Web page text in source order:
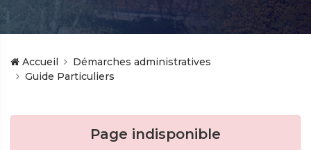
Accueil
Démarches administratives
Guide Particuliers
Page indisponible